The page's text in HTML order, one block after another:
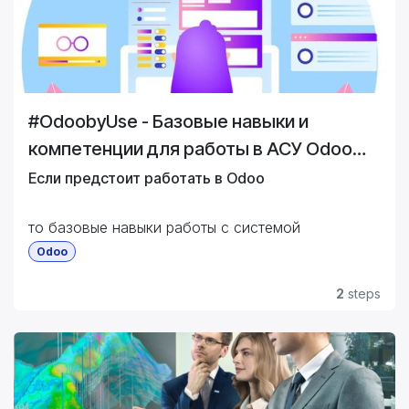
#OdoobyUse - Базовые навыки и
компетенции для работы в АСУ Odoo
ERP CE источник: aps365
Если предстоит работать в Odoo
то базовые навыки работы с системой
понадобятся каждому сотруднику на каждой
Именно общие начальные навыки и рассмотрены
Курс представляет собой комплексное
обучающее программное средство, для развития
и укрепления основных навыков пользователей,
Odoo
2 steps